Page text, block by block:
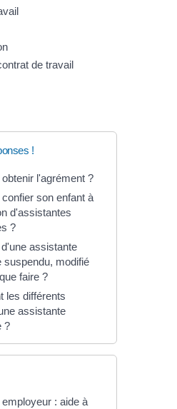
de travail
!
l'agrément ?
son enfant à
d'assistantes
?
assistante
suspendu, modifié
faire ?
les différents
assistante
?
: aide à